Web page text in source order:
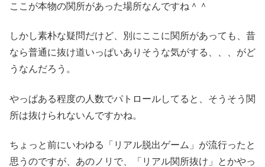
ここが本物の関所があった場所なんですね＾＾
しかし素朴な疑問だけど、別にここに関所があっても、昔
なら普通に抜け道いっぱいありそうな気がする、、、がど
うなんだろう。
やっぱある程度の人数でパトロールしてると、そうそう関
所は抜けられないんですかね。
ちょっと前にいわゆる「リアル脱出ゲーム」が流行ったと
思うのですが、あのノリで、「リアル関所抜け」とかやっ